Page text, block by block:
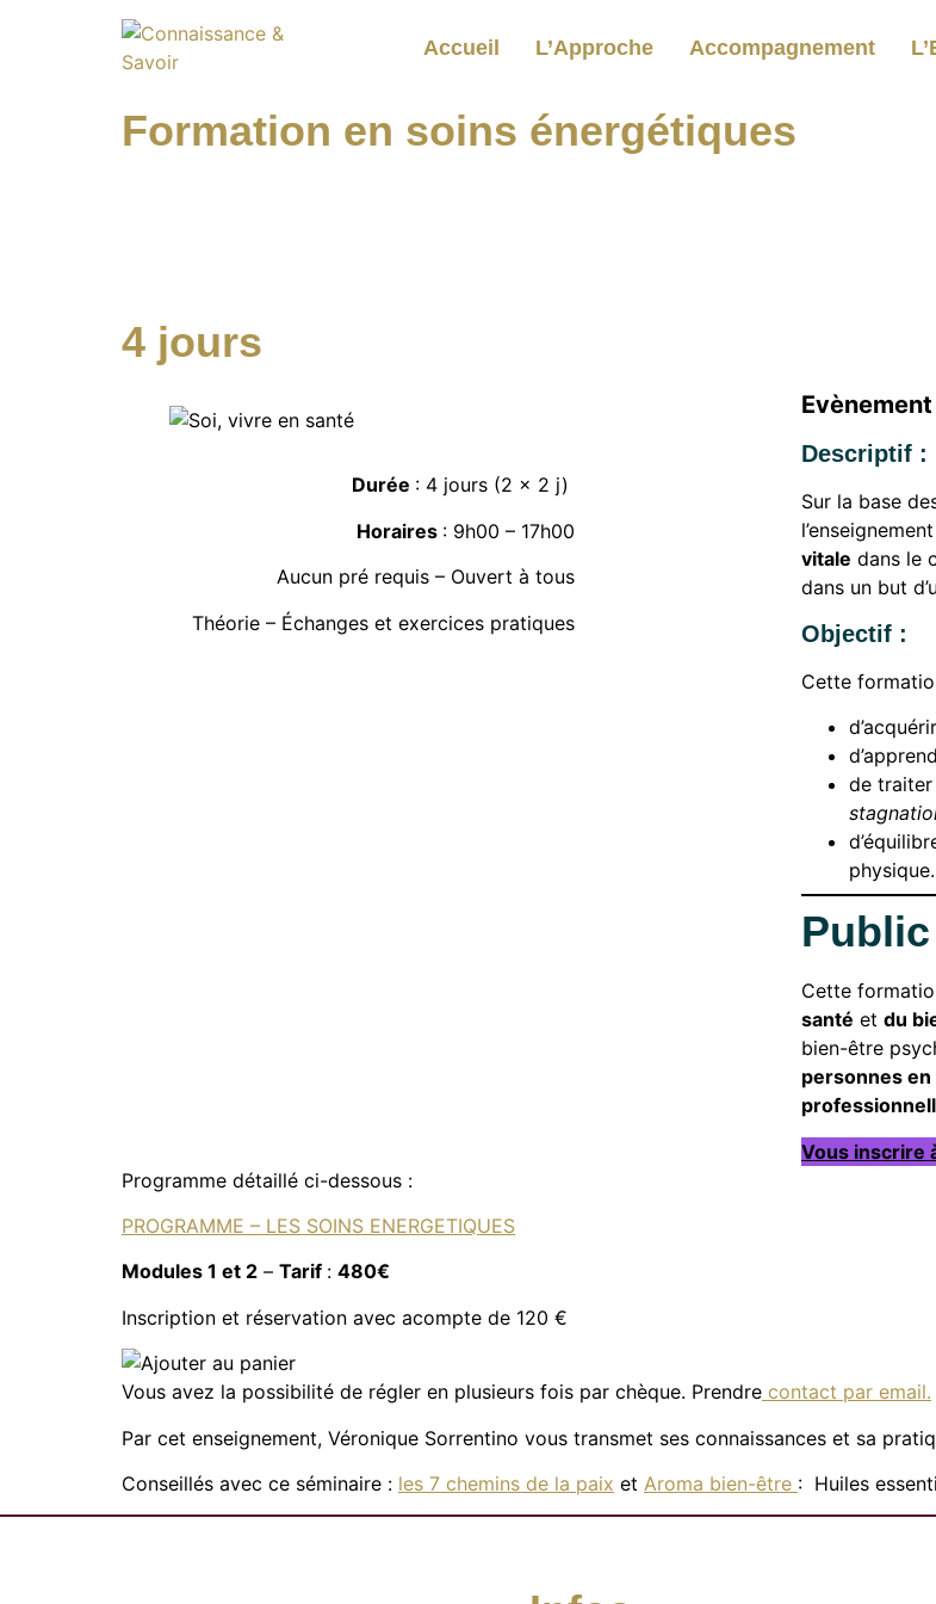
Accueil L’Approche Accompagnement
Formation en soins énergétiques
4 jours
Durée : 4 jours (2 x 2 j)
Horaires : 9h00 – 17h00
Aucun pré requis – Ouvert à tous
Théorie – Échanges et exercices pratiques
Descriptif :
Sur la base
vitale dans le
dans un but
Objectif :
Cette
de traiter
physique.
Cette
santé et du
bien-être
personnes
Vous inscrire
Programme détaillé ci-dessous :
PROGRAMME – LES SOINS ENERGETIQUES
Modules 1 et 2 – Tarif : 480€
Inscription et réservation avec acompte de 120 €
Vous avez la possibilité de régler en plusieurs fois par chèque. Prendre contact par email.
Par cet enseignement, Véronique Sorrentino vous transmet ses connaissances et sa
Conseillés avec ce séminaire : les 7 chemins de la paix et Aroma bien-être : Huiles